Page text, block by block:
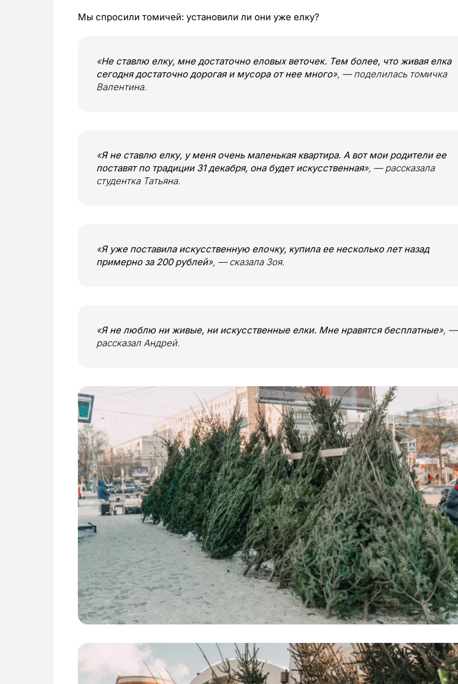
Мы спросили томичей: установили ли они уже елку?
«Не ставлю елку, мне достаточно еловых веточек. Тем более, что живая елка
сегодня достаточно дорогая и мусора от нее много», — поделилась томичка
Валентина.
«Я не ставлю елку, у меня очень маленькая квартира. А вот мои родители ее
поставят по традиции 31 декабря, она будет искусственная», — рассказала
студентка Татьяна.
«Я уже поставила искусственную елочку, купила ее несколько лет назад
примерно за 200 рублей», — сказала Зоя.
«Я не люблю ни живые, ни искусственные елки. Мне нравятся бесплатные», —
рассказал Андрей.